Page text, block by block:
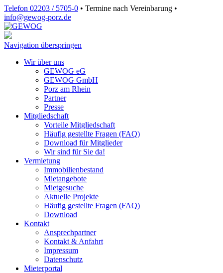
Telefon 02203 / 5705-0 • Termine nach Vereinbarung •
info@gewog‑porz.de
Navigation überspringen
Wir über uns
GEWOG eG
GEWOG GmbH
Porz am Rhein
Partner
Presse
Mitgliedschaft
Vorteile Mitgliedschaft
Häufig gestellte Fragen (FAQ)
Download für Mitglieder
Wir sind für Sie da!
Vermietung
Immobilienbestand
Mietangebote
Mietgesuche
Aktuelle Projekte
Häufig gestellte Fragen (FAQ)
Download
Kontakt
Ansprechpartner
Kontakt & Anfahrt
Impressum
Datenschutz
Mieterportal